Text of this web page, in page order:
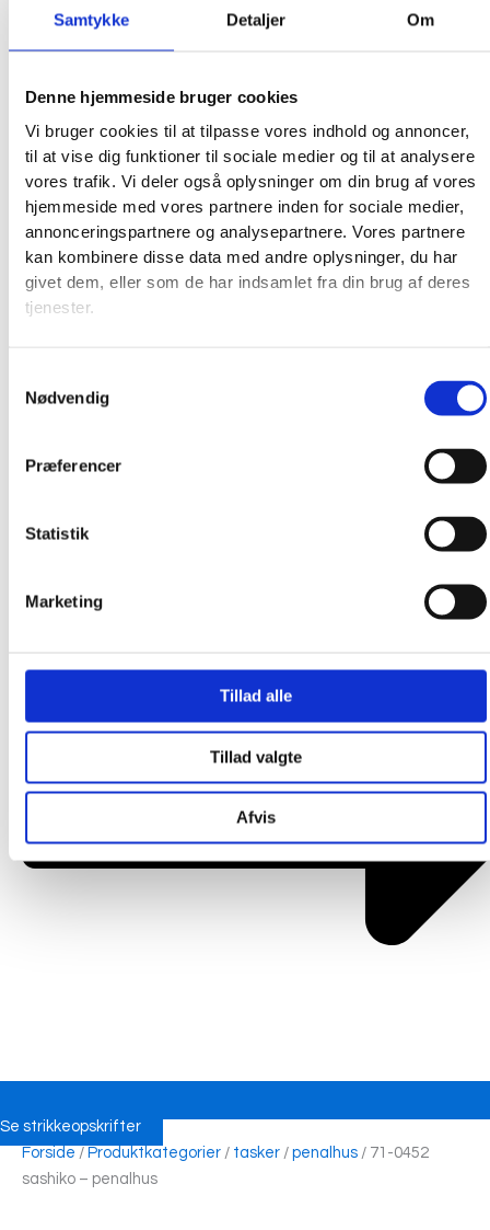
Samtykke Detaljer Om
Denne hjemmeside bruger cookies
Vi bruger cookies til at tilpasse vores indhold og annoncer,
til at vise dig funktioner til sociale medier og til at analysere
vores trafik. Vi deler også oplysninger om din brug af vores
hjemmeside med vores partnere inden for sociale medier,
annonceringspartnere og analysepartnere. Vores partnere
kan kombinere disse data med andre oplysninger, du har
givet dem, eller som de har indsamlet fra din brug af deres
tjenester.
Nødvendig
Præferencer
Statistik
Marketing
Tillad alle
Tillad valgte
Afvis
Addi Strikketilbehør
Se strikkeopskrifter
Forside / Produktkategorier / tasker / penalhus / 71-0452
sashiko – penalhus